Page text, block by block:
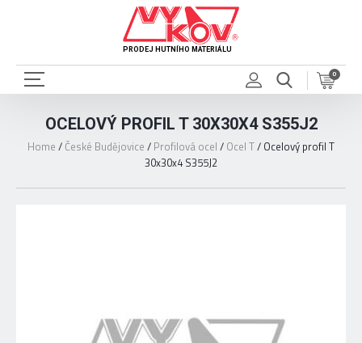
PRODEJ HUTNÍHO MATERIÁLU
0
OCELOVÝ PROFIL T 30X30X4 S355J2
Home / České Budějovice / Profilová ocel / Ocel T/ Ocelový profil T
30x30x4 S355J2